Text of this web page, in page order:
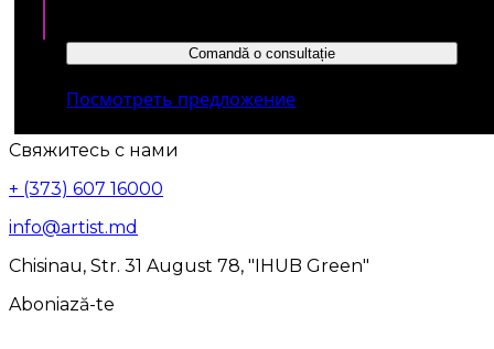
Comandă o consultație
Посмотреть предложение
Свяжитесь с нами
+ (373) 607 16000
info@artist.md
Chisinau, Str. 31 August 78, "IHUB Green"
Aboniază-te